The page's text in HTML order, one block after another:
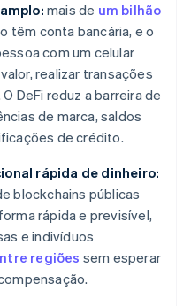
mais de um bilhão
têm conta bancária, e o
com um celular
realizar transações
DeFi reduz a barreira de
de marca, saldos
de crédito.
rápida de dinheiro:
blockchains públicas
rápida e previsível,
e indivíduos
regiões sem esperar